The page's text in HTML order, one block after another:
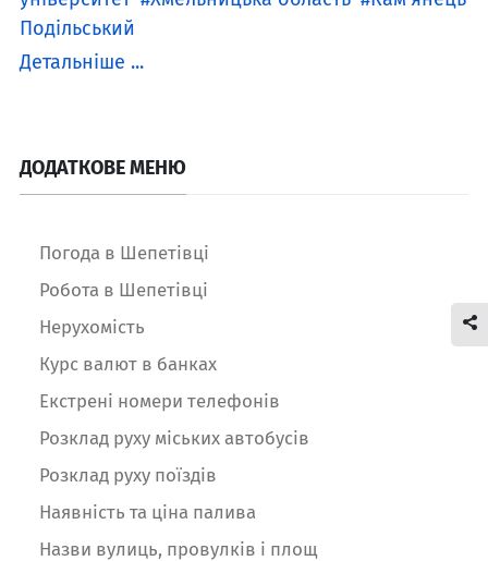
Подільський
Детальніше ...
ДОДАТКОВЕ МЕНЮ
Погода в Шепетівці
Робота в Шепетівці
Нерухомість
Курс валют в банках
Екстрені номери телефонів
Розклад руху міських автобусів
Розклад руху поїздів
Наявність та ціна палива
Назви вулиць, провулків і площ